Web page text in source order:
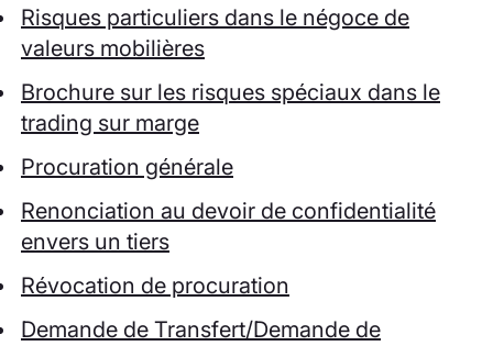
Risques particuliers dans le négoce de
valeurs mobilières
Brochure sur les risques spéciaux dans le
trading sur marge
Procuration générale
Renonciation au devoir de confidentialité
envers un tiers
Révocation de procuration
Demande de Transfert/Demande de